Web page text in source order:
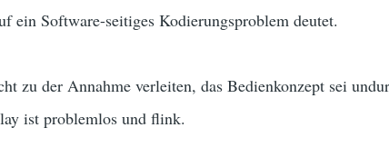
ein Software-seitiges Kodierungsproblem deutet.
zu der Annahme verleiten, das Bedienkonzept sei
ist problemlos und flink.